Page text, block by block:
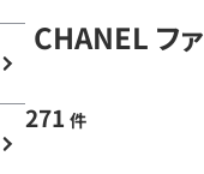
CHANEL フ
271 件